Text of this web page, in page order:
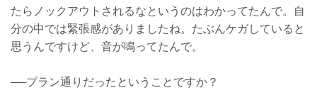
たらノックアウトされるなというのはわかってたんで。自
分の中では緊張感がありましたね。たぶんケガしていると
思うんですけど、音が鳴ってたんで。
──プラン通りだったということですか？